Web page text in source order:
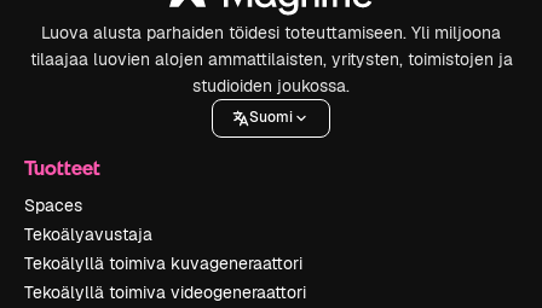
Luova alusta parhaiden töidesi toteuttamiseen. Yli miljoona
tilaajaa luovien alojen ammattilaisten, yritysten, toimistojen ja
studioiden joukossa.
Suomi
Tuotteet
Spaces
Tekoälyavustaja
Tekoälyllä toimiva kuvageneraattori
Tekoälyllä toimiva videogeneraattori